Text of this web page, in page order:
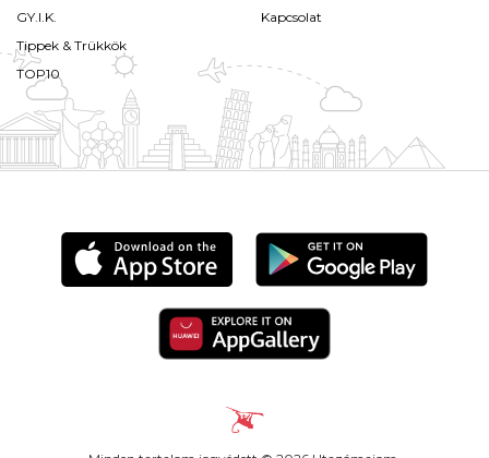
GY.I.K.
Tippek & Trükkök
TOP10
Kapcsolat